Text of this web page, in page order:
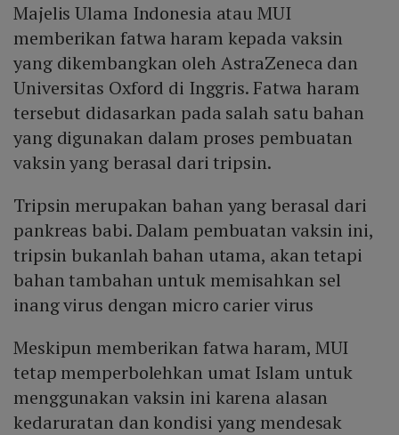
Majelis Ulama Indonesia atau MUI
memberikan fatwa haram kepada vaksin
yang dikembangkan oleh AstraZeneca dan
Universitas Oxford di Inggris. Fatwa haram
tersebut didasarkan pada salah satu bahan
yang digunakan dalam proses pembuatan
vaksin yang berasal dari tripsin.
Tripsin merupakan bahan yang berasal dari
pankreas babi. Dalam pembuatan vaksin ini,
tripsin bukanlah bahan utama, akan tetapi
bahan tambahan untuk memisahkan sel
inang virus dengan micro carier virus
Meskipun memberikan fatwa haram, MUI
tetap memperbolehkan umat Islam untuk
menggunakan vaksin ini karena alasan
kedaruratan dan kondisi yang mendesak